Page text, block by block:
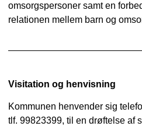
omsorgspersoner samt en
relationen mellem barn og
Visitation og henvisning
Kommunen henvender sig
tlf. 99823399, til en drøftelse af